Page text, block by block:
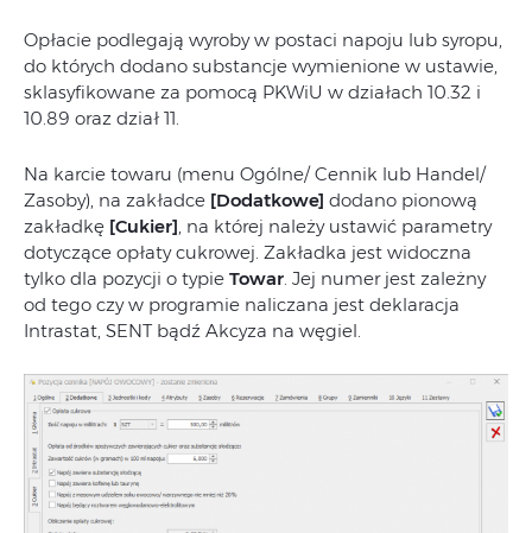
Opłacie podlegają wyroby w postaci napoju lub syropu,
do których dodano substancje wymienione w ustawie,
sklasyfikowane za pomocą PKWiU w działach 10.32 i
10.89 oraz dział 11.
Na karcie towaru (menu Ogólne/ Cennik lub Handel/
Zasoby), na zakładce [Dodatkowe] dodano pionową
zakładkę [Cukier], na której należy ustawić parametry
dotyczące opłaty cukrowej. Zakładka jest widoczna
tylko dla pozycji o typie Towar. Jej numer jest zależny
od tego czy w programie naliczana jest deklaracja
Intrastat, SENT bądź Akcyza na węgiel.